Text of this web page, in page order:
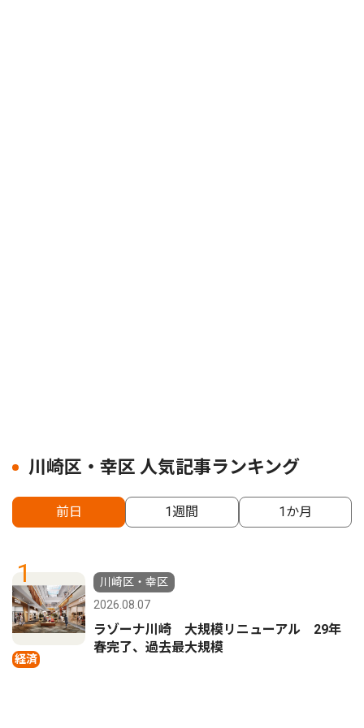
川崎区・幸区 人気記事ランキング
前日 1週間 1か月
1
経済
川崎区・幸区
2026.08.07
ラゾーナ川崎 大規模リニューアル 29年
春完了、過去最大規模